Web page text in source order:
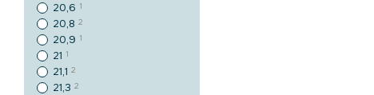
20,6 1
20,8 2
20,9 1
21 1
21,1 2
21,3 2